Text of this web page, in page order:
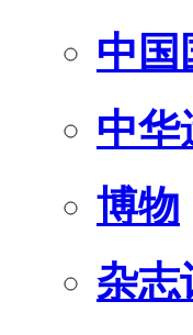
中国
中华
博物
杂志